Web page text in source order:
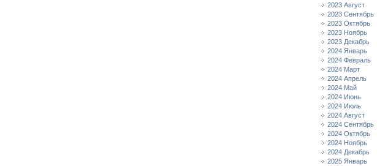
2023 Август
2023 Сентябрь
2023 Октябрь
2023 Ноябрь
2023 Декабрь
2024 Январь
2024 Февраль
2024 Март
2024 Апрель
2024 Май
2024 Июнь
2024 Июль
2024 Август
2024 Сентябрь
2024 Октябрь
2024 Ноябрь
2024 Декабрь
2025 Январь